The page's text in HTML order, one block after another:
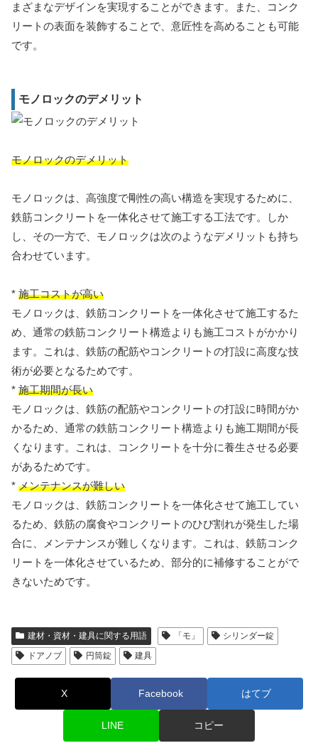
まざまなデザインを実現することができます。また、コンク
リートの表面を装飾することで、意匠性を高めることも可能
です。
モノロックのデメリット
モノロックのデメリット
モノロックは、高強度で剛性の高い構造を実現するために、
鉄筋コンクリートを一体化させて施工する工法です。しか
し、その一方で、モノロックは次のようなデメリットも持ち
合わせています。
* 施工コストが高い
モノロックは、鉄筋コンクリートを一体化させて施工するた
め、通常の鉄筋コンクリート構造よりも施工コストがかかり
ます。これは、鉄筋の配筋やコンクリートの打設に高度な技
術が必要となるためです。
* 施工期間が長い
モノロックは、鉄筋の配筋やコンクリートの打設に時間がか
かるため、通常の鉄筋コンクリート構造よりも施工期間が長
くなります。これは、コンクリートを十分に養生させる必要
があるためです。
* メンテナンスが難しい
モノロックは、鉄筋コンクリートを一体化させて施工してい
るため、鉄筋の腐食やコンクリートのひび割れが発生した場
合に、メンテナンスが難しくなります。これは、鉄筋コンク
リートを一体化させているため、部分的に補修することがで
きないためです。
建材・資材・建具に関する用語 「モ」
シリンダー錠
ドアノブ
円筒錠 建具
X Facebook はてブ
LINE コピー